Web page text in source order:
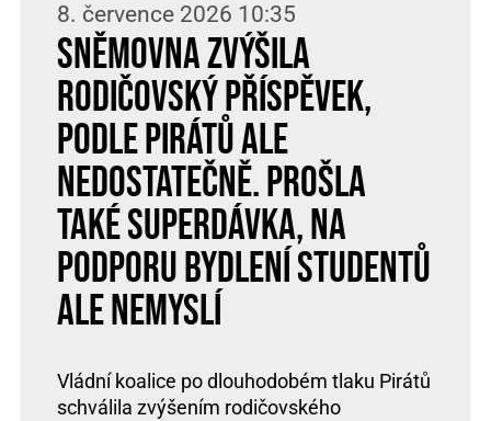
8. července 2026 10:35
Sněmovna zvýšila
rodičovský příspěvek,
podle Pirátů ale
nedostatečně. Prošla
také superdávka, na
podporu bydlení studentů
ale nemyslí
Vládní koalice po dlouhodobém tlaku Pirátů
schválila zvýšením rodičovského